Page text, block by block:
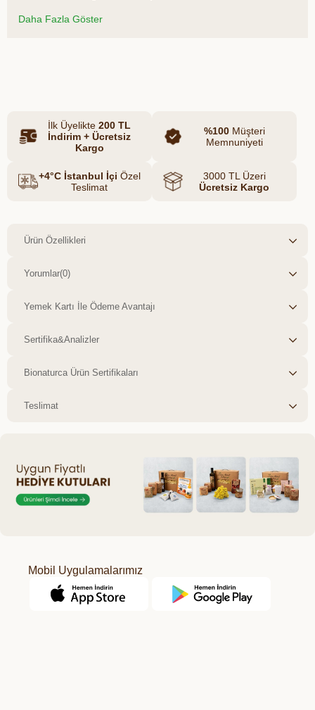
pişen dokusu ve kendine özgü aroması
baklagillerinden biri olan iri nohut, doğal
ve kaliteli ürün tercih edenler için ideal
Daha Fazla Göster
İlk Üyelikte 200 TL
İndirim + Ücretsiz
Kargo
%100Müşteri
Memnuniyeti
+4°C İstanbul İçi Özel
Teslimat
3000 TL Üzeri
Ücretsiz Kargo
Ürün Özellikleri
Yorumlar(0)
Yemek Kartı İle Ödeme Avantajı
Sertifika&Analizler
Bionaturca Ürün Sertifikaları
Teslimat
Mobil Uygulamalarımız